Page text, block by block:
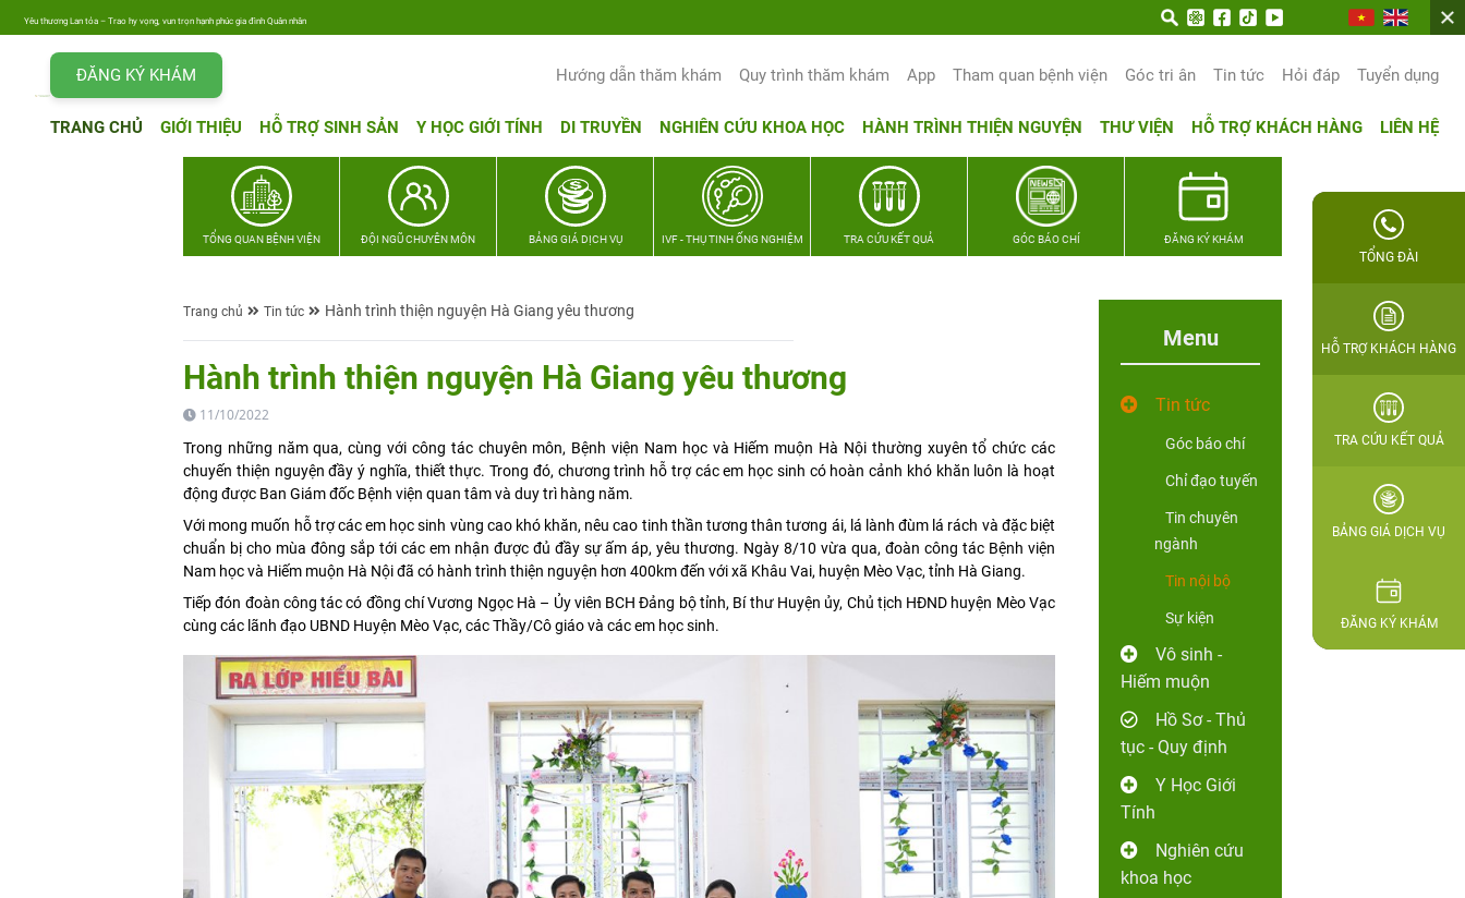
Yêu thương Lan tỏa – Trao hy vọng, vun trọn hạnh phúc gia đình Quân nhân
ĐĂNG KÝ KHÁM Hướng dẫn thăm khám Quy trình thăm khám App Tham quan bệnh viện Góc tri ân Tin tức Hỏi đáp Tuyển dụng
TRANG CHỦ GIỚI THIỆU HỖ TRỢ SINH SẢN Y HỌC GIỚI TÍNH DI TRUYỀN NGHIÊN CỨU KHOA HỌC HÀNH TRÌNH THIỆN NGUYỆN THƯ VIỆN HỖ TRỢ KHÁCH HÀNG LIÊN HỆ
TỔNG QUAN BỆNH VIỆN ĐỘI NGŨ CHUYÊN MÔN BẢNG GIÁ DỊCH VỤ IVF - THỤ TINH ỐNG NGHIỆM TRA CỨU KẾT QUẢ GÓC BÁO CHÍ ĐĂNG KÝ KHÁM
Trang chủ Tin tức Hành trình thiện nguyện Hà Giang yêu thương
Hành trình thiện nguyện Hà Giang yêu thương
11/10/2022
Trong những năm qua, cùng với công tác chuyên môn, Bệnh viện Nam học và Hiếm muộn Hà Nội thường xuyên tổ chức các
chuyến thiện nguyện đầy ý nghĩa, thiết thực. Trong đó, chương trình hỗ trợ các em học sinh có hoàn cảnh khó khăn luôn là hoạt
động được Ban Giám đốc Bệnh viện quan tâm và duy trì hàng năm.
Với mong muốn hỗ trợ các em học sinh vùng cao khó khăn, nêu cao tinh thần tương thân tương ái, lá lành đùm lá rách và đặc biệt
chuẩn bị cho mùa đông sắp tới các em nhận được đủ đầy sự ấm áp, yêu thương. Ngày 8/10 vừa qua, đoàn công tác Bệnh viện
Nam học và Hiếm muộn Hà Nội đã có hành trình thiện nguyện hơn 400km đến với xã Khâu Vai, huyện Mèo Vạc, tỉnh Hà Giang.
Tiếp đón đoàn công tác có đồng chí Vương Ngọc Hà – Ủy viên BCH Đảng bộ tỉnh, Bí thư Huyện ủy, Chủ tịch HĐND huyện Mèo Vạc
cùng các lãnh đạo UBND Huyện Mèo Vạc, các Thầy/Cô giáo và các em học sinh.
Menu
Tin tức
Góc báo chí
Chỉ đạo tuyến
Tin chuyên
ngành
Tin nội bộ
Sự kiện
Vô sinh -
Hiếm muộn
Hồ Sơ - Thủ
tục - Quy định
Y Học Giới
Tính
Nghiên cứu
khoa học
TỔNG ĐÀI
HỖ TRỢ KHÁCH HÀNG
TRA CỨU KẾT QUẢ
BẢNG GIÁ DỊCH VỤ
ĐĂNG KÝ KHÁM